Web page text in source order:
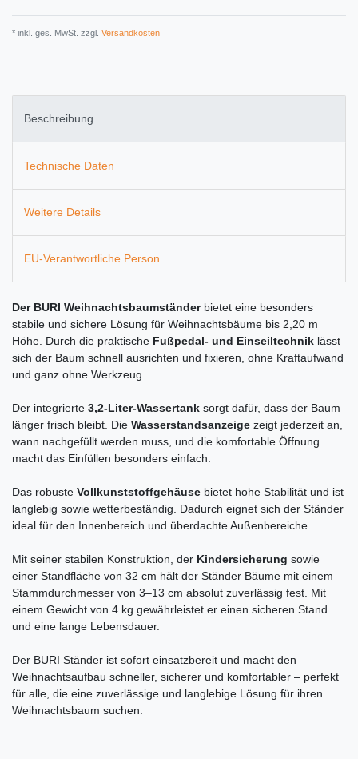
* inkl. ges. MwSt. zzgl. Versandkosten
Beschreibung
Technische Daten
Weitere Details
EU-Verantwortliche Person
Der BURI Weihnachtsbaumständerbietet eine besonders
stabile und sichere Lösung für Weihnachtsbäume bis 2,20 m
Höhe. Durch die praktische Fußpedal- und Einseiltechnik lässt
sich der Baum schnell ausrichten und fixieren, ohne Kraftaufwand
und ganz ohne Werkzeug.
Der integrierte 3,2-Liter-Wassertank sorgt dafür, dass der Baum
länger frisch bleibt. Die Wasserstandsanzeige zeigt jederzeit an,
wann nachgefüllt werden muss, und die komfortable Öffnung
macht das Einfüllen besonders einfach.
Das robuste Vollkunststoffgehäuse bietet hohe Stabilität und ist
langlebig sowie wetterbeständig. Dadurch eignet sich der Ständer
ideal für den Innenbereich und überdachte Außenbereiche.
Mit seiner stabilen Konstruktion, der Kindersicherung sowie
einer Standfläche von 32 cm hält der Ständer Bäume mit einem
Stammdurchmesser von 3–13 cm absolut zuverlässig fest. Mit
einem Gewicht von 4 kg gewährleistet er einen sicheren Stand
und eine lange Lebensdauer.
Der BURI Ständer ist sofort einsatzbereit und macht den
Weihnachtsaufbau schneller, sicherer und komfortabler – perfekt
für alle, die eine zuverlässige und langlebige Lösung für ihren
Weihnachtsbaum suchen.